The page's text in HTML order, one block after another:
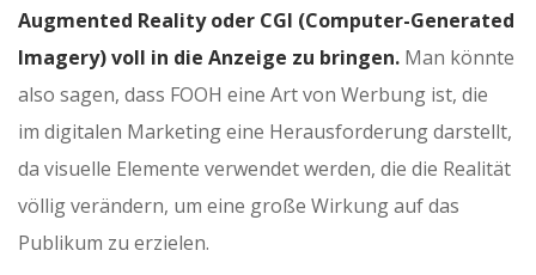
Augmented Reality oder CGI (Computer-Generated
Imagery) voll in die Anzeige zu bringen. Man könnte
also sagen, dass FOOH eine Art von Werbung ist, die
im digitalen Marketing eine Herausforderung darstellt,
da visuelle Elemente verwendet werden, die die Realität
völlig verändern, um eine große Wirkung auf das
Publikum zu erzielen.